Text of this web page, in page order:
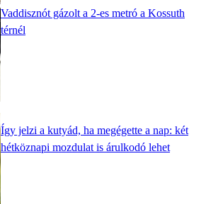
Vaddisznót gázolt a 2-es metró a Kossuth
térnél
Így jelzi a kutyád, ha megégette a nap: két
hétköznapi mozdulat is árulkodó lehet